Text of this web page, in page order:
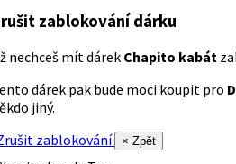
zablokování dárku
nechceš mít dárek Chapito kabát
dárek pak bude moci koupit pro
jiný.
zablokování
× Zpět